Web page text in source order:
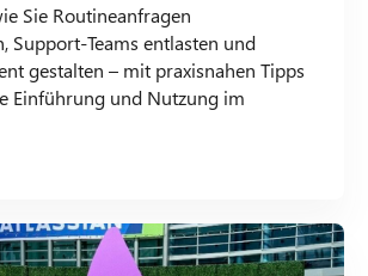
Sie Routineanfragen
Support-Teams entlasten und
gestalten – mit praxisnahen Tipps
Einführung und Nutzung im